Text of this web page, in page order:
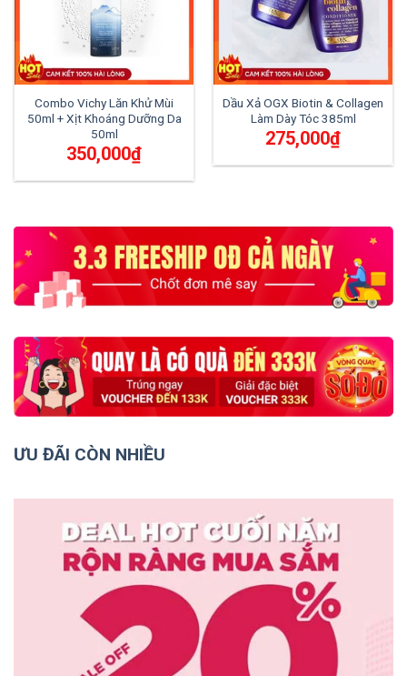
Combo Vichy Lăn Khử Mùi
50ml + Xịt Khoáng Dưỡng Da
50ml
350,000₫
Dầu Xả OGX Biotin & Collagen
Làm Dày Tóc 385ml
275,000₫
ƯU ĐÃI CÒN NHIỀU